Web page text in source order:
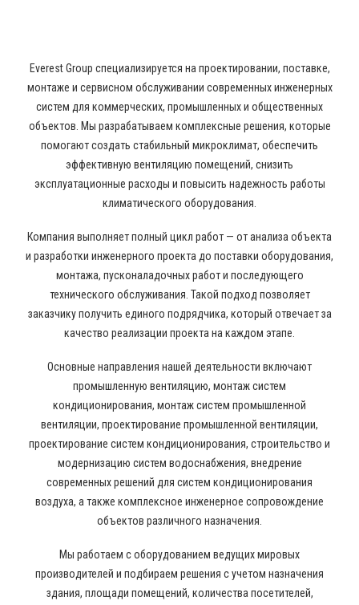
Everest Group специализируется на проектировании, поставке,
монтаже и сервисном обслуживании современных инженерных
систем для коммерческих, промышленных и общественных
объектов. Мы разрабатываем комплексные решения, которые
помогают создать стабильный микроклимат, обеспечить
эффективную вентиляцию помещений, снизить
эксплуатационные расходы и повысить надежность работы
климатического оборудования.
Компания выполняет полный цикл работ — от анализа объекта
и разработки инженерного проекта до поставки оборудования,
монтажа, пусконаладочных работ и последующего
технического обслуживания. Такой подход позволяет
заказчику получить единого подрядчика, который отвечает за
качество реализации проекта на каждом этапе.
Основные направления нашей деятельности включают
промышленную вентиляцию, монтаж систем
кондиционирования, монтаж систем промышленной
вентиляции, проектирование промышленной вентиляции,
проектирование систем кондиционирования, строительство и
модернизацию систем водоснабжения, внедрение
современных решений для систем кондиционирования
воздуха, а также комплексное инженерное сопровождение
объектов различного назначения.
Мы работаем с оборудованием ведущих мировых
производителей и подбираем решения с учетом назначения
здания, площади помещений, количества посетителей,